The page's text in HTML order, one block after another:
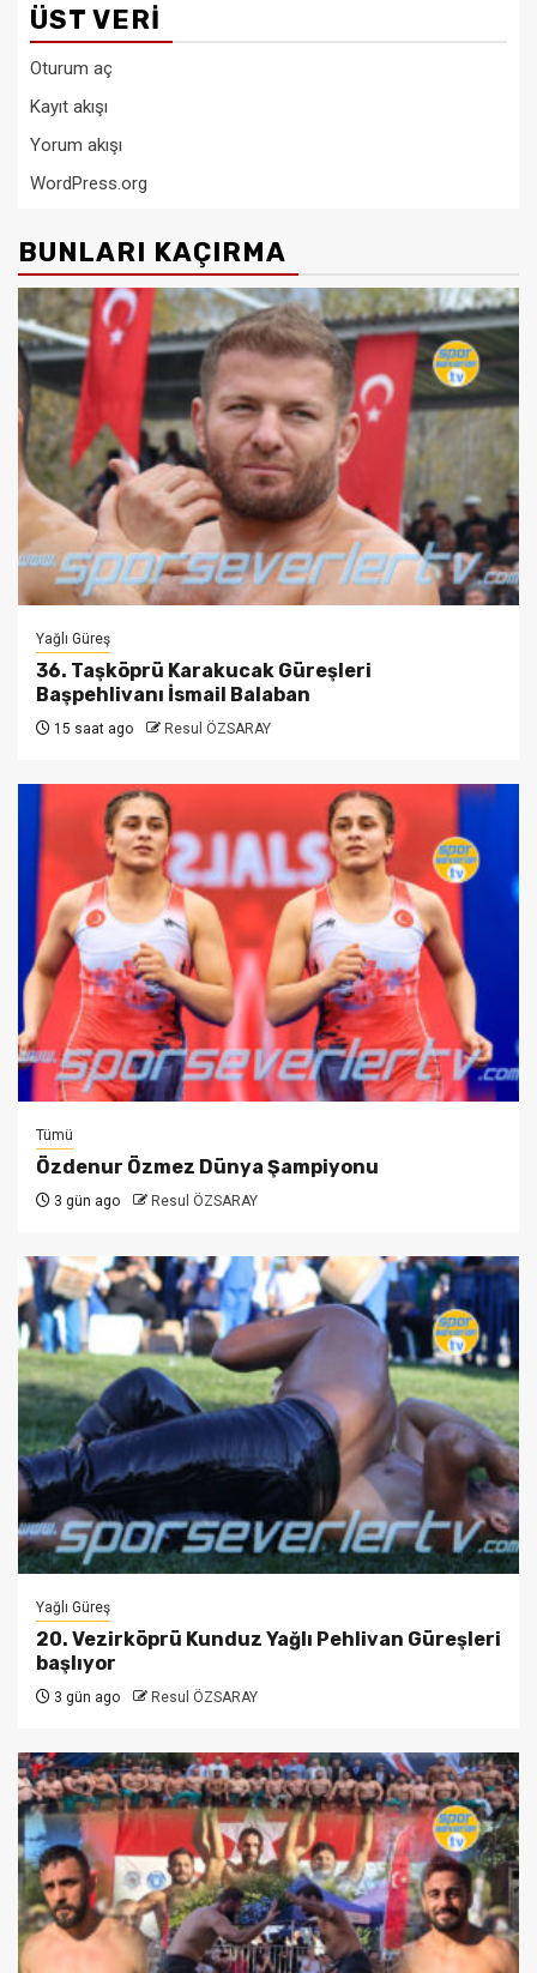
ÜST VERI
Oturum aç
Kayıt akışı
Yorum akışı
WordPress.org
BUNLARI KAÇIRMA
Yağlı Güreş
36. Taşköprü Karakucak Güreşleri
Başpehlivanı İsmail Balaban
15 saat ago Resul ÖZSARAY
Tümü
Özdenur Özmez Dünya Şampiyonu
3 gün ago Resul ÖZSARAY
Yağlı Güreş
20. Vezirköprü Kunduz Yağlı Pehlivan Güreşleri
başlıyor
3 gün ago Resul ÖZSARAY